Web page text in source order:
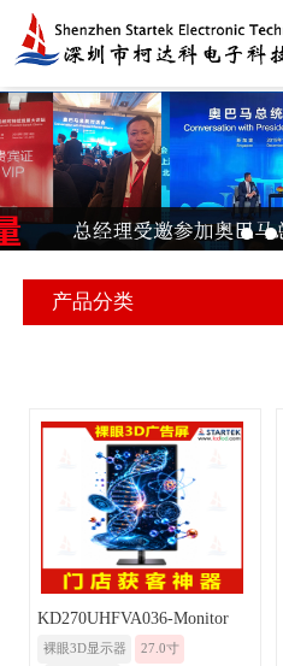
产品分类
KD270UHFVA036-Monitor
裸眼3D显示器
27.0寸